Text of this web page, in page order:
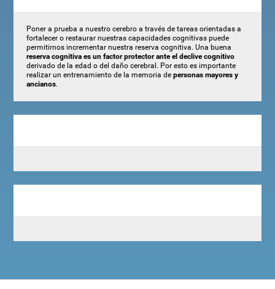
Poner a prueba a nuestro cerebro a través de tareas orientadas a
fortalecer o restaurar nuestras capacidades cognitivas puede
permitirnos incrementar nuestra reserva cognitiva. Una buena
reserva cognitiva es un factor protector ante el declive cognitivo
derivado de la edad o del daño cerebral. Por esto es importante
realizar un entrenamiento de la memoria de personas mayores y
ancianos.